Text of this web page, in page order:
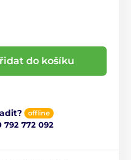
do košíku
offline
792 772 092